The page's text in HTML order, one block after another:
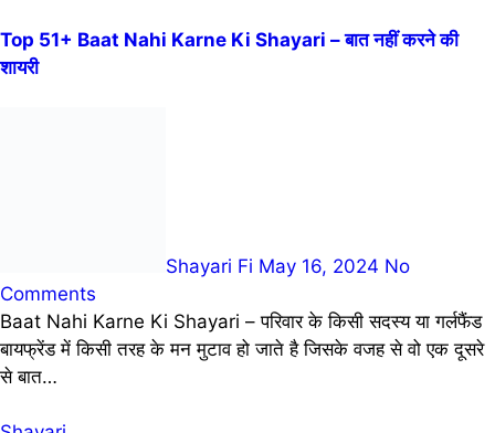
Top 51+ Baat Nahi Karne Ki Shayari – बात नहीं करने की
शायरी
Shayari Fi May 16, 2024 No
Comments
Baat Nahi Karne Ki Shayari – परिवार के किसी सदस्य या गर्लफैंड
बायफ्रेंड में किसी तरह के मन मुटाव हो जाते है जिसके वजह से वो एक दूसरे
से बात…